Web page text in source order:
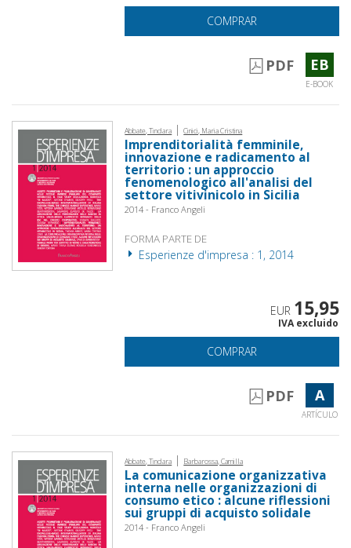
COMPRAR
PDF EB
E-BOOK
Abbate, Tindara | Cinici, Maria Cristina
Imprenditorialità femminile,
innovazione e radicamento al
territorio : un approccio
fenomenologico all'analisi del
settore vitivinicolo in Sicilia
2014 - Franco Angeli
FORMA PARTE DE
Esperienze d'impresa : 1, 2014
EUR 15,95
IVA excluido
COMPRAR
PDF A
ARTÍCULO
Abbate, Tindara | Barbarossa, Camilla
La comunicazione organizzativa
interna nelle organizzazioni di
consumo etico : alcune riflessioni
sui gruppi di acquisto solidale
2014 - Franco Angeli